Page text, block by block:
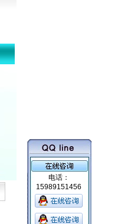
电话：
15989151456